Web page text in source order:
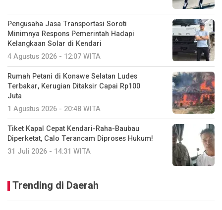
Pengusaha Jasa Transportasi Soroti
Minimnya Respons Pemerintah Hadapi
Kelangkaan Solar di Kendari
4 Agustus 2026 - 12:07 WITA
Rumah Petani di Konawe Selatan Ludes
Terbakar, Kerugian Ditaksir Capai Rp100
Juta
1 Agustus 2026 - 20:48 WITA
Tiket Kapal Cepat Kendari-Raha-Baubau
Diperketat, Calo Terancam Diproses Hukum!
31 Juli 2026 - 14:31 WITA
Trending di Daerah